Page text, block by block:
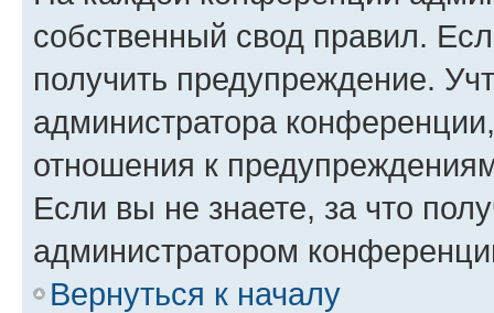
собственный свод правил.
получить предупреждение.
администратора
отношения к
Если вы не знаете, за что
администратором
Вернуться к началу